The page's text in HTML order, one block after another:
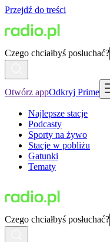
Przejdź do treści
Czego chciałbyś posłuchać?
Otwórz appOdkryj Prime
Najlepsze stacje
Podcasty
Sporty na żywo
Stacje w pobliżu
Gatunki
Tematy
Czego chciałbyś posłuchać?